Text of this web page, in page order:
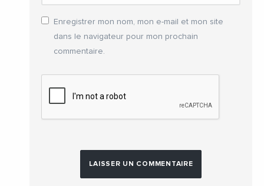
Enregistrer mon nom, mon e-mail et mon site
dans le navigateur pour mon prochain
commentaire.